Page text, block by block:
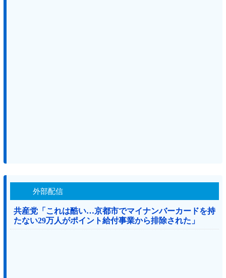
外部配信
共産党「これは酷い…京都市でマイナンバーカードを持
たない29万人がポイント給付事業から排除された」